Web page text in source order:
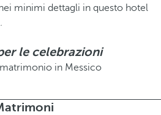
minimi dettagli in questo hotel
le celebrazioni
in Messico